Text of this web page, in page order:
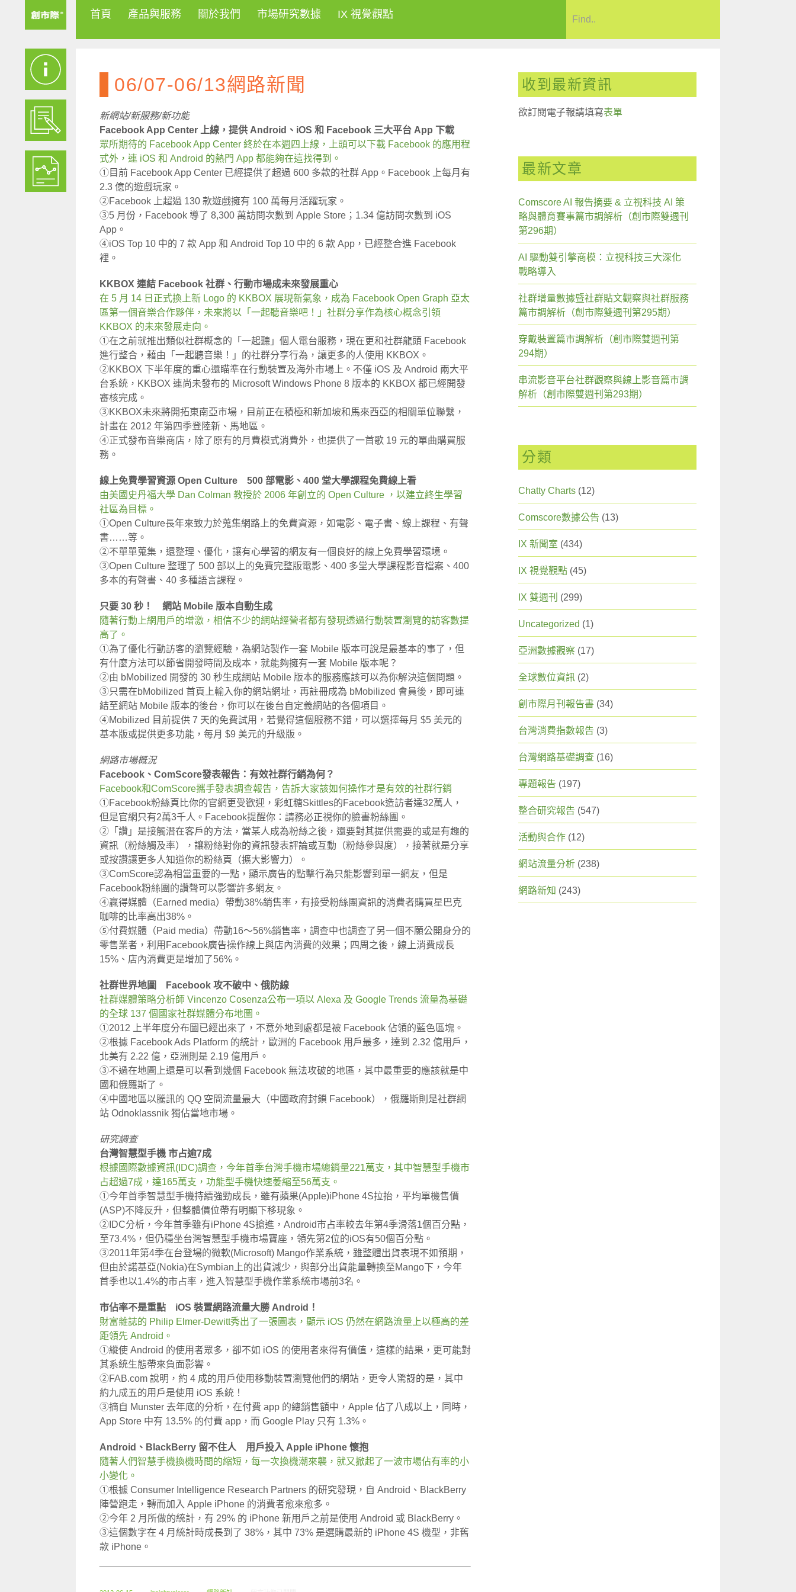
首頁 產品與服務 關於我們 市場研究數據 IX 視覺觀點
06/07-06/13網路新聞
新網站/新服務/新功能
Facebook App Center 上線，提供 Android、iOS 和 Facebook 三大平台 App 下載
眾所期待的 Facebook App Center 終於在本週四上線，上頭可以下載 Facebook 的應用程
式外，連 iOS 和 Android 的熱門 App 都能夠在這找得到。
①目前 Facebook App Center 已經提供了超過 600 多款的社群 App。Facebook 上每月有
2.3 億的遊戲玩家。
②Facebook 上超過 130 款遊戲擁有 100 萬每月活躍玩家。
③5 月份，Facebook 導了 8,300 萬訪問次數到 Apple Store；1.34 億訪問次數到 iOS
App。
④iOS Top 10 中的 7 款 App 和 Android Top 10 中的 6 款 App，已經整合進 Facebook
裡。
KKBOX 連結 Facebook 社群、行動市場成未來發展重心
在 5 月 14 日正式換上新 Logo 的 KKBOX 展現新氣象，成為 Facebook Open Graph 亞太
區第一個音樂合作夥伴，未來將以「一起聽音樂吧！」社群分享作為核心概念引領
KKBOX 的未來發展走向。
①在之前就推出類似社群概念的「一起聽」個人電台服務，現在更和社群龍頭 Facebook
進行整合，藉由「一起聽音樂！」的社群分享行為，讓更多的人使用 KKBOX。
②KKBOX 下半年度的重心還瞄準在行動裝置及海外市場上。不僅 iOS 及 Android 兩大平
台系統，KKBOX 連尚未發布的 Microsoft Windows Phone 8 版本的 KKBOX 都已經開發
審核完成。
③KKBOX未來將開拓東南亞市場，目前正在積極和新加坡和馬來西亞的相關單位聯繫，
計畫在 2012 年第四季登陸新、馬地區。
④正式發布音樂商店，除了原有的月費模式消費外，也提供了一首歌 19 元的單曲購買服
務。
線上免費學習資源 Open Culture 500 部電影、400 堂大學課程免費線上看
由美國史丹福大學 Dan Colman 教授於 2006 年創立的 Open Culture ，以建立終生學習
社區為目標。
①Open Culture長年來致力於蒐集網路上的免費資源，如電影、電子書、線上課程、有聲
書……等。
②不單單蒐集，還整理、優化，讓有心學習的網友有一個良好的線上免費學習環境。
③Open Culture 整理了 500 部以上的免費完整版電影、400 多堂大學課程影音檔案、400
多本的有聲書、40 多種語言課程。
只要 30 秒！ 網站 Mobile 版本自動生成
隨著行動上網用戶的增激，相信不少的網站經營者都有發現透過行動裝置瀏覽的訪客數提
高了。
①為了優化行動訪客的瀏覽經驗，為網站製作一套 Mobile 版本可說是最基本的事了，但
有什麼方法可以節省開發時間及成本，就能夠擁有一套 Mobile 版本呢？
②由 bMobilized 開發的 30 秒生成網站 Mobile 版本的服務應該可以為你解決這個問題。
③只需在bMobilized 首頁上輸入你的網站網址，再註冊成為 bMobilized 會員後，即可連
結至網站 Mobile 版本的後台，你可以在後台自定義網站的各個項目。
④Mobilized 目前提供 7 天的免費試用，若覺得這個服務不錯，可以選擇每月 $5 美元的
基本版或提供更多功能，每月 $9 美元的升級版。
網路市場概況
Facebook、ComScore發表報告：有效社群行銷為何？
Facebook和ComScore攜手發表調查報告，告訴大家該如何操作才是有效的社群行銷
①Facebook粉絲頁比你的官網更受歡迎，彩虹糖Skittles的Facebook造訪者達32萬人，
但是官網只有2萬3千人。Facebook提醒你：請務必正視你的臉書粉絲團。
②「讚」是接觸潛在客戶的方法，當某人成為粉絲之後，還要對其提供需要的或是有趣的
資訊（粉絲觸及率），讓粉絲對你的資訊發表評論或互動（粉絲參與度），接著就是分享
或按讚讓更多人知道你的粉絲頁（擴大影響力）。
③ComScore認為相當重要的一點，顯示廣告的點擊行為只能影響到單一網友，但是
Facebook粉絲團的讚聲可以影響許多網友。
④贏得媒體（Earned media）帶動38%銷售率，有接受粉絲團資訊的消費者購買星巴克
咖啡的比率高出38%。
⑤付費媒體（Paid media）帶動16～56%銷售率，調查中也調查了另一個不願公開身分的
零售業者，利用Facebook廣告操作線上與店內消費的效果；四周之後，線上消費成長
15%、店內消費更是增加了56%。
社群世界地圖 Facebook 攻不破中、俄防線
社群媒體策略分析師 Vincenzo Cosenza公布一項以 Alexa 及 Google Trends 流量為基礎
的全球 137 個國家社群媒體分布地圖。
①2012 上半年度分布圖已經出來了，不意外地到處都是被 Facebook 佔領的藍色區塊。
②根據 Facebook Ads Platform 的統計，歐洲的 Facebook 用戶最多，達到 2.32 億用戶，
北美有 2.22 億，亞洲則是 2.19 億用戶。
③不過在地圖上還是可以看到幾個 Facebook 無法攻破的地區，其中最重要的應該就是中
國和俄羅斯了。
④中國地區以騰訊的 QQ 空間流量最大（中國政府封鎖 Facebook），俄羅斯則是社群網
站 Odnoklassnik 獨佔當地市場。
研究調查
台灣智慧型手機 市占逾7成
根據國際數據資訊(IDC)調查，今年首季台灣手機市場總銷量221萬支，其中智慧型手機市
占超過7成，達165萬支，功能型手機快速萎縮至56萬支。
①今年首季智慧型手機持續強勁成長，雖有蘋果(Apple)iPhone 4S拉抬，平均單機售價
(ASP)不降反升，但整體價位帶有明顯下移現象。
②IDC分析，今年首季雖有iPhone 4S搶進，Android市占率較去年第4季滑落1個百分點，
至73.4%，但仍穩坐台灣智慧型手機市場寶座，領先第2位的iOS有50個百分點。
③2011年第4季在台登場的微軟(Microsoft) Mango作業系統，雖整體出貨表現不如預期，
但由於諾基亞(Nokia)在Symbian上的出貨減少，與部分出貨能量轉換至Mango下，今年
首季也以1.4%的市占率，進入智慧型手機作業系統市場前3名。
市佔率不是重點 iOS 裝置網路流量大勝 Android！
財富雜誌的 Philip Elmer-Dewitt秀出了一張圖表，顯示 iOS 仍然在網路流量上以極高的差
距領先 Android。
①縱使 Android 的使用者眾多，卻不如 iOS 的使用者來得有價值，這樣的結果，更可能對
其系統生態帶來負面影響。
②FAB.com 說明，約 4 成的用戶使用移動裝置瀏覽他們的網站，更令人驚訝的是，其中
約九成五的用戶是使用 iOS 系統！
③摘自 Munster 去年底的分析，在付費 app 的總銷售額中，Apple 佔了八成以上，同時，
App Store 中有 13.5% 的付費 app，而 Google Play 只有 1.3%。
Android、BlackBerry 留不住人 用戶投入 Apple iPhone 懷抱
隨著人們智慧手機換機時間的縮短，每一次換機潮來襲，就又掀起了一波市場佔有率的小
小變化。
①根據 Consumer Intelligence Research Partners 的研究發現，自 Android、BlackBerry
陣營跑走，轉而加入 Apple iPhone 的消費者愈來愈多。
②今年 2 月所做的統計，有 29% 的 iPhone 新用戶之前是使用 Android 或 BlackBerry。
③這個數字在 4 月統計時成長到了 38%，其中 73% 是選購最新的 iPhone 4S 機型，非舊
款 iPhone。
收到最新資訊
欲訂閱電子報請填寫表單
最新文章
Comscore AI 報告摘要 & 立視科技 AI 策
略與體育賽事篇市調解析（創市際雙週刊
第296期）
AI 驅動雙引擎商模：立視科技三大深化
戰略導入
社群增量數據暨社群貼文觀察與社群服務
篇市調解析（創市際雙週刊第295期）
穿戴裝置篇市調解析（創市際雙週刊第
294期）
串流影音平台社群觀察與線上影音篇市調
解析（創市際雙週刊第293期）
分類
Chatty Charts (12)
Comscore數據公告 (13)
IX 新聞室 (434)
IX 視覺觀點 (45)
IX 雙週刊 (299)
Uncategorized (1)
亞洲數據觀察 (17)
全球數位資訊 (2)
創市際月刊報告書 (34)
台灣消費指數報告 (3)
台灣網路基礎調查 (16)
專題報告 (197)
整合研究報告 (547)
活動與合作 (12)
網站流量分析 (238)
網路新知 (243)